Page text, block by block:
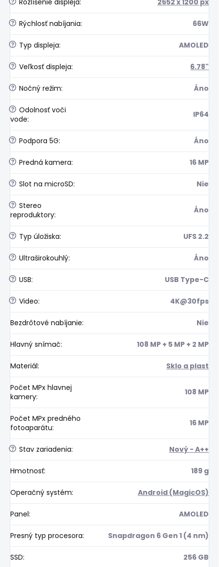
Rozlíšenie displeja: 2652 x 1200 px
? Rýchlosť nabíjania: 66W
? Typ displeja: AMOLED
? Veľkosť displeja: 6.78"
? Nočný režim: Áno
? Odolnosť voči
vode: IP64
? Podpora 5G: Áno
? Predná kamera: 16 MP
? Slot na microSD: Nie
? Stereo
reproduktory: Áno
? Typ úložiska: UFS 2.2
? Ultraširokouhlý: Áno
? USB: USB Type-C
? Video: 4K@30fps
Bezdrôtové nabíjanie: Nie
Hlavný snímač: 108 MP + 5 MP + 2 MP
Materiál: Sklo a plast
Počet MPx hlavnej
kamery: 108 MP
Počet MPx predného
fotoaparátu: 16 MP
? Stav zariadenia: Nový - A++
Hmotnosť: 189 g
Operačný systém: Android (MagicOS)
Panel: AMOLED
Presný typ procesora: Snapdragon 6 Gen 1 (4 nm)
SSD: 256 GB